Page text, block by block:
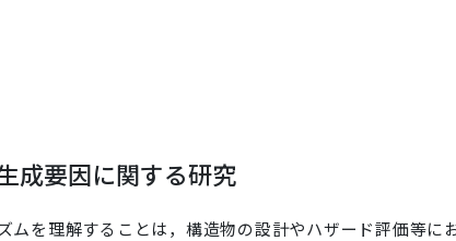
成要因に関する研究
を理解することは，構造物の設計やハザード評価等に